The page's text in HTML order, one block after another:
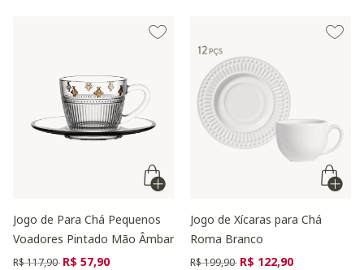
Jogo de Para Chá Pequenos
Voadores Pintado Mão Âmbar
Preço reduzido de
R$ 117,90 para
R$ 57,90
Jogo de Xícaras para Chá
Roma Branco
Preço reduzido de
R$ 199,90 para
R$ 122,90